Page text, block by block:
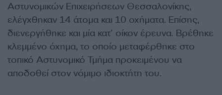
Αστυνομικών Επιχειρήσεων Θεσσαλονίκης,
ελέγχθηκαν 14 άτομα και 10 οχήματα. Επίσης,
διενεργήθηκε και μία κατ’ οίκον έρευνα. Βρέθηκε
κλεμμένο όχημα, το οποίο μεταφέρθηκε στο
τοπικό Αστυνομικό Τμήμα προκειμένου να
αποδοθεί στον νόμιμο ιδιοκτήτη του.